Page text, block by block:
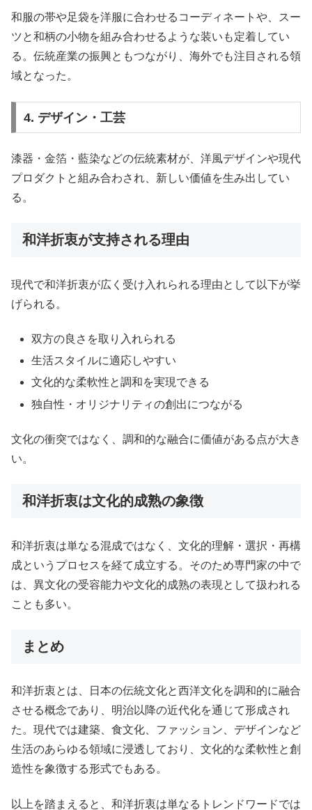
和服の帯や足袋を洋服に合わせるコーディネートや、スー
ツと和柄の小物を組み合わせるような装いも定着してい
る。伝統産業の振興ともつながり、海外でも注目される領
域となった。
4. デザイン・工芸
漆器・金箔・藍染などの伝統素材が、洋風デザインや現代
プロダクトと組み合わされ、新しい価値を生み出してい
る。
和洋折衷が支持される理由
現代で和洋折衷が広く受け入れられる理由として以下が挙
げられる。
双方の良さを取り入れられる
生活スタイルに適応しやすい
文化的な柔軟性と調和を実現できる
独自性・オリジナリティの創出につながる
文化の衝突ではなく、調和的な融合に価値がある点が大き
い。
和洋折衷は文化的成熟の象徴
和洋折衷は単なる混成ではなく、文化的理解・選択・再構
成というプロセスを経て成立する。そのため専門家の中で
は、異文化の受容能力や文化的成熟の表現として扱われる
ことも多い。
まとめ
和洋折衷とは、日本の伝統文化と西洋文化を調和的に融合
させる概念であり、明治以降の近代化を通じて形成され
た。現代では建築、食文化、ファッション、デザインなど
生活のあらゆる領域に浸透しており、文化的な柔軟性と創
造性を象徴する形式でもある。
以上を踏まえると、和洋折衷は単なるトレンドワードでは